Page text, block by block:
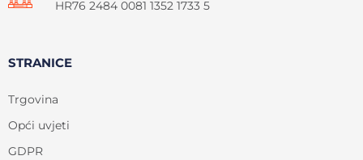
HR76 2484 0081 1352 1733 5
STRANICE
Trgovina
Opći uvjeti
GDPR